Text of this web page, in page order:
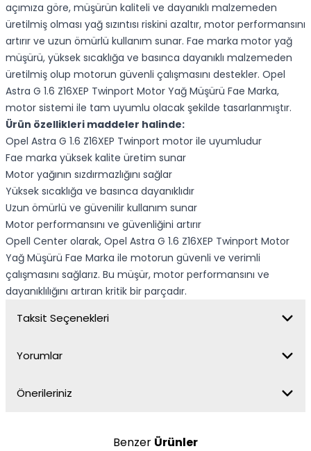
açımıza göre, müşürün kaliteli ve dayanıklı malzemeden
üretilmiş olması yağ sızıntısı riskini azaltır, motor performansını
artırır ve uzun ömürlü kullanım sunar. Fae marka motor yağ
müşürü, yüksek sıcaklığa ve basınca dayanıklı malzemeden
üretilmiş olup motorun güvenli çalışmasını destekler. Opel
Astra G 1.6 Z16XEP Twinport Motor Yağ Müşürü Fae Marka,
motor sistemi ile tam uyumlu olacak şekilde tasarlanmıştır.
Ürün özellikleri maddeler halinde:
Opel Astra G 1.6 Z16XEP Twinport motor ile uyumludur
Fae marka yüksek kalite üretim sunar
Motor yağının sızdırmazlığını sağlar
Yüksek sıcaklığa ve basınca dayanıklıdır
Uzun ömürlü ve güvenilir kullanım sunar
Motor performansını ve güvenliğini artırır
Opell Center olarak, Opel Astra G 1.6 Z16XEP Twinport Motor
Yağ Müşürü Fae Marka ile motorun güvenli ve verimli
çalışmasını sağlarız. Bu müşür, motor performansını ve
dayanıklılığını artıran kritik bir parçadır.
Taksit Seçenekleri
Yorumlar
Önerileriniz
Benzer Ürünler